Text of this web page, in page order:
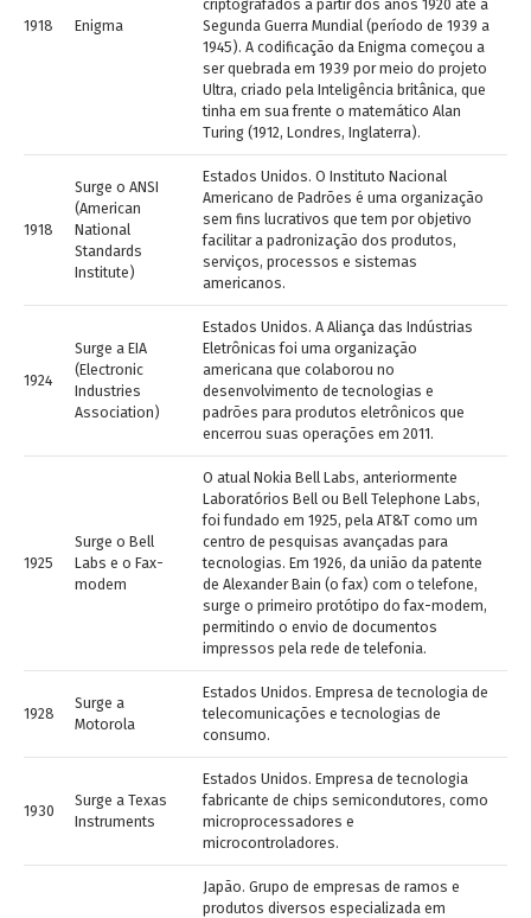
1918 Enigma
criptografados a partir dos anos 1920 até a
Segunda Guerra Mundial (período de 1939 a
1945). A codificação da Enigma começou a
ser quebrada em 1939 por meio do projeto
Ultra, criado pela Inteligência britânica, que
tinha em sua frente o matemático Alan
Turing (1912, Londres, Inglaterra).
1918
Surge o ANSI
(American
National
Standards
Institute)
Estados Unidos. O Instituto Nacional
Americano de Padrões é uma organização
sem fins lucrativos que tem por objetivo
facilitar a padronização dos produtos,
serviços, processos e sistemas
americanos.
1924
Surge a EIA
(Electronic
Industries
Association)
Estados Unidos. A Aliança das Indústrias
Eletrônicas foi uma organização
americana que colaborou no
desenvolvimento de tecnologias e
padrões para produtos eletrônicos que
encerrou suas operações em 2011.
1925
Surge o Bell
Labs e o Fax-
modem
O atual Nokia Bell Labs, anteriormente
Laboratórios Bell ou Bell Telephone Labs,
foi fundado em 1925, pela AT&T como um
centro de pesquisas avançadas para
tecnologias. Em 1926, da união da patente
de Alexander Bain (o fax) com o telefone,
surge o primeiro protótipo do fax-modem,
permitindo o envio de documentos
impressos pela rede de telefonia.
1928
Surge a
Motorola
Estados Unidos. Empresa de tecnologia de
telecomunicações e tecnologias de
consumo.
1930
Surge a Texas
Instruments
Estados Unidos. Empresa de tecnologia
fabricante de chips semicondutores, como
microprocessadores e
microcontroladores.
Japão. Grupo de empresas de ramos e
produtos diversos especializada em